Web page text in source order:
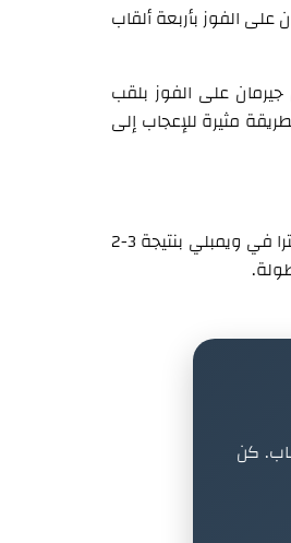
الفوز بأربعة ألقاب
على الفوز بلقب
أوروبا لأول مرة بعد أن تغلب فريق لويس إنريكي على إنتر ميلان بنتيجة 5-0 بطريقة مثيرة للإعجاب إلى
وساهم أداءه البطولي في ركلات الترجيح الدرامية في مساعدة إيطاليا على الفوز على إنجلترا في ويمبلي بنتيجة 3-2
كن